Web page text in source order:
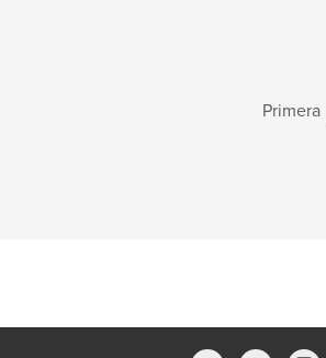
Primera